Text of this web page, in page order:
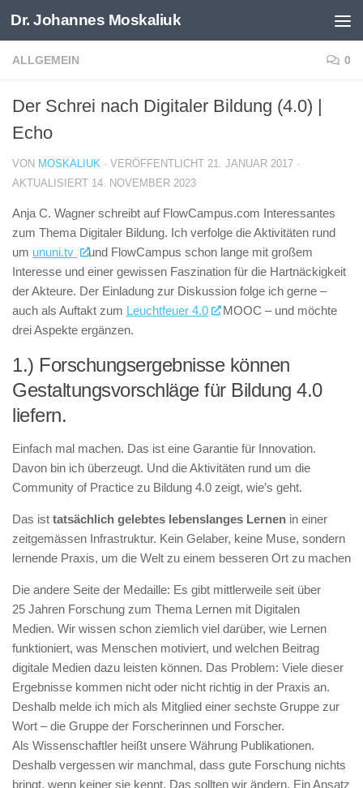
Zum Inhalt springen
Dr. Johannes Moskaliuk
ALLGEMEIN 0
Der Schrei nach Digitaler Bildung (4.0) |
Echo
VON MOSKALIUK · VERÖFFENTLICHT 21. JANUAR 2017 ·
AKTUALISIERT 14. NOVEMBER 2023
Anja C. Wagner schreibt auf FlowCampus.com Interessantes
zum Thema Digitaler Bildung. Ich verfolge die Aktivitäten rund
um ununi.tv
und FlowCampus schon lange mit großem
Interesse und einer gewissen Faszination für die Hartnäckigkeit
der Akteure. Der Einladung zur Diskussion folge ich gerne –
auch als Auftakt zum Leuchtfeuer 4.0
MOOC – und möchte
drei Aspekte ergänzen.
1.) Forschungsergebnisse können
Gestaltungsvorschläge für Bildung 4.0
liefern.
Einfach mal machen. Das ist eine Garantie für Innovation.
Davon bin ich überzeugt. Und die Aktivitäten rund um die
Community of Practice zu Bildung 4.0 zeigt, wie’s geht.
Das ist tatsächlich gelebtes lebenslanges Lernen in einer
zeitgemässen Infrastruktur. Kein Gelaber, keine Muse, sondern
lernende Praxis, um die Welt zu einem besseren Ort zu machen
Die andere Seite der Medaille: Es gibt mittlerweile seit über
25 Jahren Forschung zum Thema Lernen mit Digitalen
Medien. Wir wissen schon ziemlich viel darüber, wie Lernen
funktioniert, was Menschen motiviert, und welchen Beitrag
digitale Medien dazu leisten können. Das Problem: Viele dieser
Ergebnisse kommen nicht oder nicht richtig in der Praxis an.
Deshalb melde ich mich als Mitglied einer sechste Gruppe zur
Wort – die Gruppe der Forscherinnen und Forscher.
Als Wissenschaftler heißt unsere Währung Publikationen.
Deshalb vergessen wir manchmal, dass gute Forschung nichts
bringt, wenn keiner sie kennt. Das sollten wir ändern. Ein Ansatz